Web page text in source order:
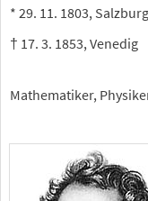
* 29. 11. 1803, Salzburg
† 17. 3. 1853, Venedig
Mathematiker,